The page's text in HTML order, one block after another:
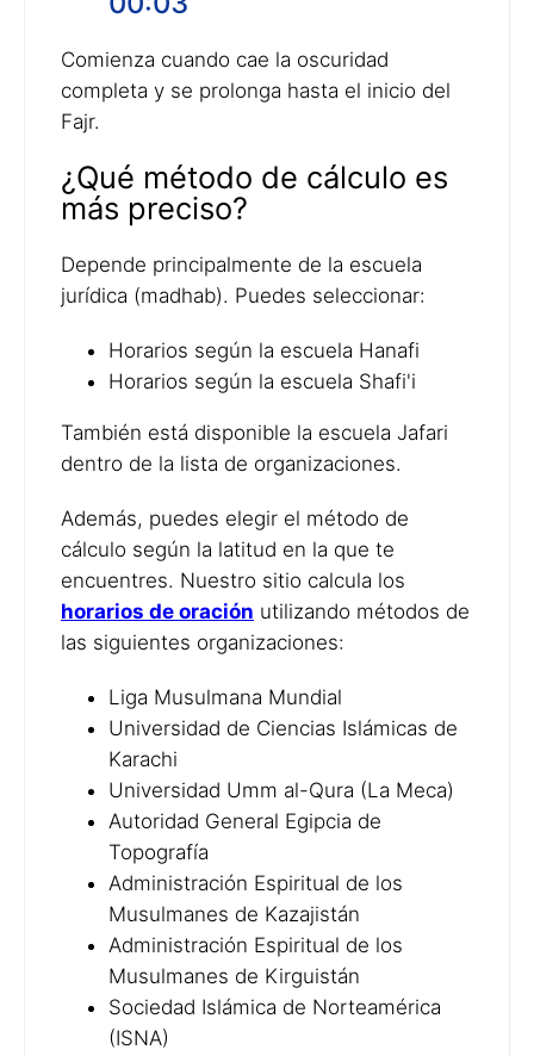
Comienza cuando cae la oscuridad
completa y se prolonga hasta el inicio del
Fajr.
¿Qué método de cálculo es
más preciso?
Depende principalmente de la escuela
jurídica (madhab). Puedes seleccionar:
Horarios según la escuela Hanafi
Horarios según la escuela Shafi'i
También está disponible la escuela Jafari
dentro de la lista de organizaciones.
Además, puedes elegir el método de
cálculo según la latitud en la que te
encuentres. Nuestro sitio calcula los
horarios de oración utilizando métodos de
las siguientes organizaciones:
Liga Musulmana Mundial
Universidad de Ciencias Islámicas de
Karachi
Universidad Umm al-Qura (La Meca)
Autoridad General Egipcia de
Topografía
Administración Espiritual de los
Musulmanes de Kazajistán
Administración Espiritual de los
Musulmanes de Kirguistán
Sociedad Islámica de Norteamérica
(ISNA)